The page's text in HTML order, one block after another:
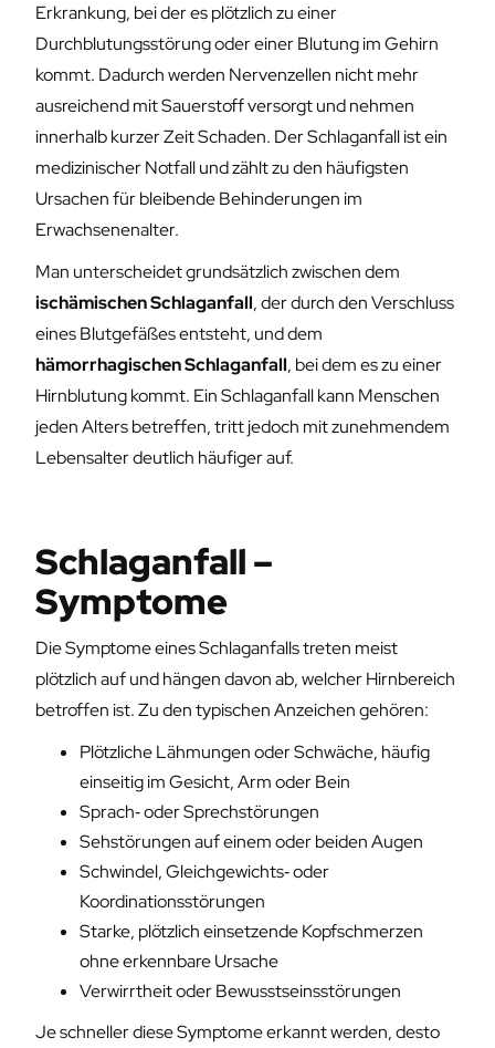
Erkrankung, bei der es plötzlich zu einer
Durchblutungsstörung oder einer Blutung im Gehirn
kommt. Dadurch werden Nervenzellen nicht mehr
ausreichend mit Sauerstoff versorgt und nehmen
innerhalb kurzer Zeit Schaden. Der Schlaganfall ist ein
medizinischer Notfall und zählt zu den häufigsten
Ursachen für bleibende Behinderungen im
Erwachsenenalter.
Man unterscheidet grundsätzlich zwischen dem
ischämischen Schlaganfall, der durch den Verschluss
eines Blutgefäßes entsteht, und dem
hämorrhagischen Schlaganfall, bei dem es zu einer
Hirnblutung kommt. Ein Schlaganfall kann Menschen
jeden Alters betreffen, tritt jedoch mit zunehmendem
Lebensalter deutlich häufiger auf.
Schlaganfall –
Symptome
Die Symptome eines Schlaganfalls treten meist
plötzlich auf und hängen davon ab, welcher Hirnbereich
betroffen ist. Zu den typischen Anzeichen gehören:
Plötzliche Lähmungen oder Schwäche, häufig
einseitig im Gesicht, Arm oder Bein
Sprach‑ oder Sprechstörungen
Sehstörungen auf einem oder beiden Augen
Schwindel, Gleichgewichts‑ oder
Koordinationsstörungen
Starke, plötzlich einsetzende Kopfschmerzen
ohne erkennbare Ursache
Verwirrtheit oder Bewusstseinsstörungen
Je schneller diese Symptome erkannt werden, desto